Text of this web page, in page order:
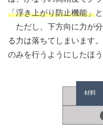
「浮き上がり防止機能」
ただし、下方向に力が
る力は落ちてしまいます
のみを行うようにしたほう